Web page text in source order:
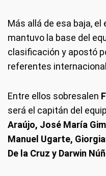
Más allá de esa baja,
mantuvo la base del
clasificación y apostó
referentes
Entre ellos sobresalen
será el capitán del
Araújo, José María
Manuel Ugarte,
De la Cruz y Darwin